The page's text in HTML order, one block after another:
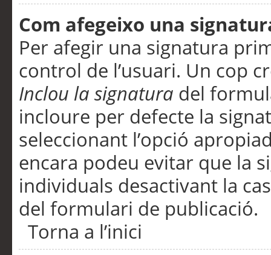
Com afegeixo una
Per afegir una signatura
control de l’usuari. Un cop
Inclou la signatura del
incloure per defecte la
seleccionant l’opció
encara podeu evitar que la
individuals desactivant la
del formulari de publicació.
Torna a l’inici